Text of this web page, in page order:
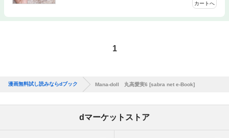
カートへ
1
漫画無料試し読みならdブック Mana-doll 丸高愛実6 [sabra net e-Book]
dマーケットストア